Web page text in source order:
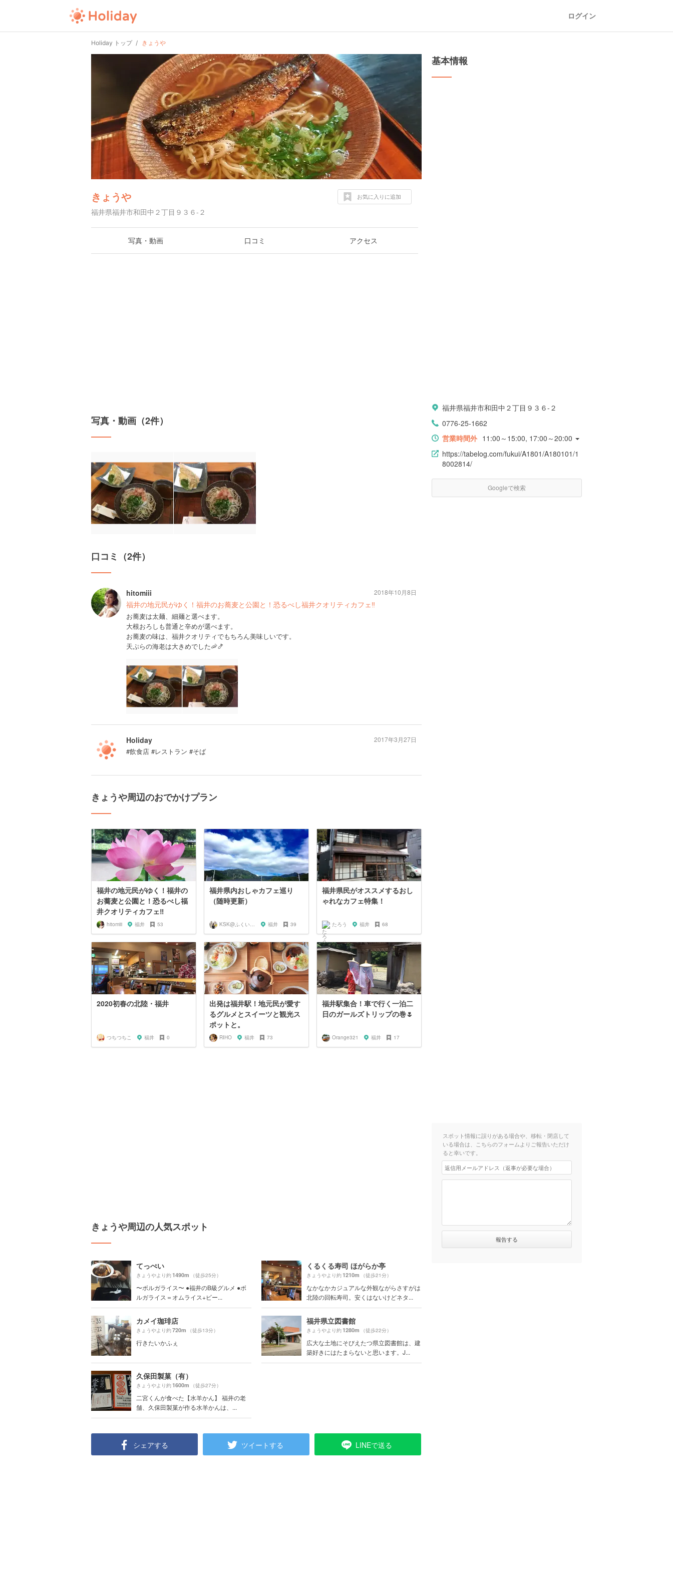
ログイン
Holiday トップ きょうや
きょうや
福井県福井市和田中２丁目９３６-２
お気に入りに追加
写真・動画 口コミ アクセス
写真・動画（2件）
口コミ（2件）
hitomiii
福井の地元民がゆく！福井のお蕎麦と公園と！恐るべし福井クオリティカフェ‼︎
お蕎麦は太麺、細麺と選べます。
大根おろしも普通と辛めが選べます。
お蕎麦の味は、福井クオリティでもちろん美味しいです。
天ぷらの海老は大きめでした🦐🍤
2018年10月8日
Holiday
#飲食店 #レストラン #そば
2017年3月27日
きょうや周辺のおでかけプラン
福井の地元民がゆく！福井の
お蕎麦と公園と！恐るべし福
井クオリティカフェ‼︎
hitomiii 福井 53
福井県内おしゃカフェ巡り
（随時更新）
KSK@ふくい旅グラファー 福井 39
福井県民がオススメするおし
ゃれなカフェ特集！
たろう 福井 68
2020初春の北陸・福井
つちつちこ 福井 0
出発は福井駅！地元民が愛す
るグルメとスイーツと観光ス
ポットと。
RIHO 福井 73
福井駅集合！車で行く一泊二
日のガールズトリップの巻🌷
Orange321 福井 17
きょうや周辺の人気スポット
てっぺい
きょうやより約1490m （徒歩25分）
〜ボルガライス〜 ●福井のB級グルメ ●ボ
ルガライス＝オムライス+ビー...
くるくる寿司 ほがらか亭
きょうやより約1210m （徒歩21分）
なかなかカジュアルな外観ながらさすがは
北陸の回転寿司。安くはないけどネタ...
カメイ珈琲店
きょうやより約720m （徒歩13分）
行きたいかふぇ
福井県立図書館
きょうやより約1280m （徒歩22分）
広大な土地にそびえたつ県立図書館は、建
築好きにはたまらないと思います。J...
久保田製菓（有）
きょうやより約1600m （徒歩27分）
二宮くんが食べた【水羊かん】 福井の老
舗、久保田製菓が作る水羊かんは、...
シェアする ツイートする LINEで送る
基本情報
福井県福井市和田中２丁目９３６-２
0776-25-1662
営業時間外 11:00～15:00, 17:00～20:00
https://tabelog.com/fukui/A1801/A180101/1
8002814/
Googleで検索
スポット情報に誤りがある場合や、移転・閉店して
いる場合は、こちらのフォームよりご報告いただけ
ると幸いです。